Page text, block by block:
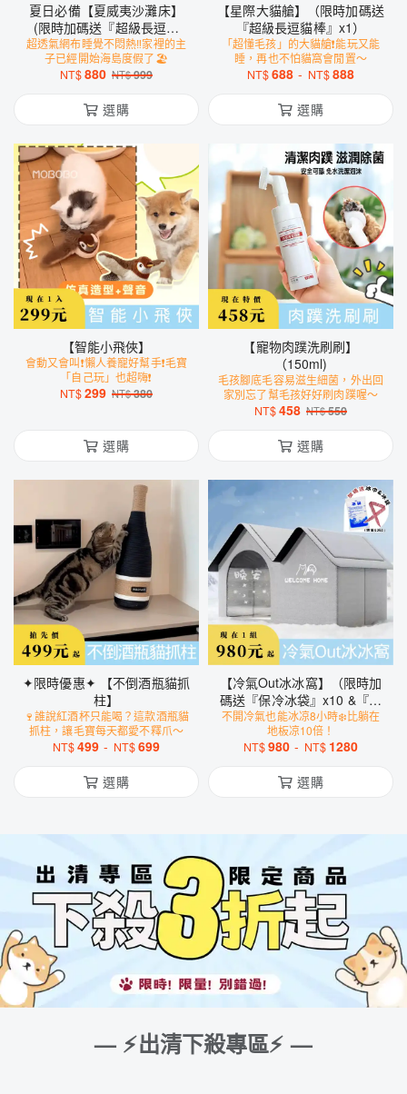
夏日必備【夏威夷沙灘床】
(限時加碼送『超級長逗貓
棒』x1)
超透氣網布睡覺不悶熱‼️家裡的主
子已經開始海島度假了🏖️
NT$880 NT$999
選購
【星際大貓艙】（限時加碼送
『超級長逗貓棒』x1）
「超懂毛孩」的大貓艙❗️能玩又能
睡，再也不怕貓窩會閒置～
NT$688 - NT$888
選購
【智能小飛俠】
會動又會叫❗️懶人養寵好幫手❗️毛寶
「自己玩」也超嗨❗️
NT$299 NT$380
選購
【寵物肉蹼洗刷刷】
（150ml)
毛孩腳底毛容易滋生細菌，外出回
家別忘了幫毛孩好好刷肉蹼喔～
NT$458 NT$550
選購
✦限時優惠✦ 【不倒酒瓶貓抓
柱】
🍷誰說紅酒杯只能喝？這款酒瓶貓
抓柱，讓毛寶每天都愛不釋爪～
NT$499 - NT$699
選購
【冷氣Out冰冰窩】（限時加
碼送『保冷冰袋』x10 &『降
溫冰圍巾』x1）
不開冷氣也能冰凉8小時❄️比躺在
地板凉10倍！
NT$980 - NT$ 1280
選購
— ⚡️出清下殺專區⚡️ —